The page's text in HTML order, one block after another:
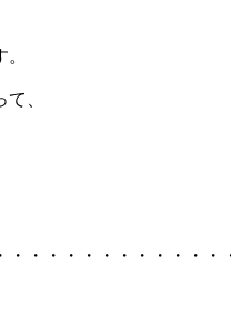
、
・・・・・・・・・・・